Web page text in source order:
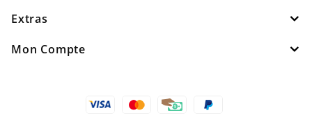
Extras
Mon Compte